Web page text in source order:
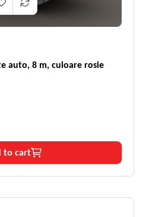
auto, 8 m, culoare rosie
to cart